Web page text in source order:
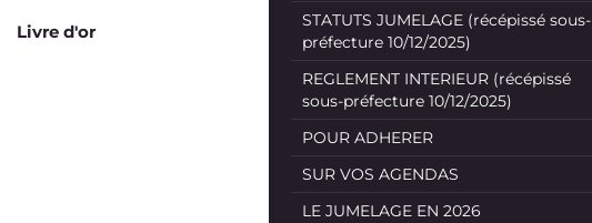
Livre d'or
STATUTS JUMELAGE (récépissé sous-
préfecture 10/12/2025)
REGLEMENT INTERIEUR (récépissé
sous-préfecture 10/12/2025)
POUR ADHERER
SUR VOS AGENDAS
LE JUMELAGE EN 2026